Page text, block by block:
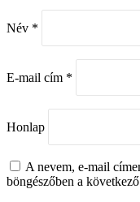
Név *
E-mail cím *
Honlap
A nevem, e-mail
böngészőben a